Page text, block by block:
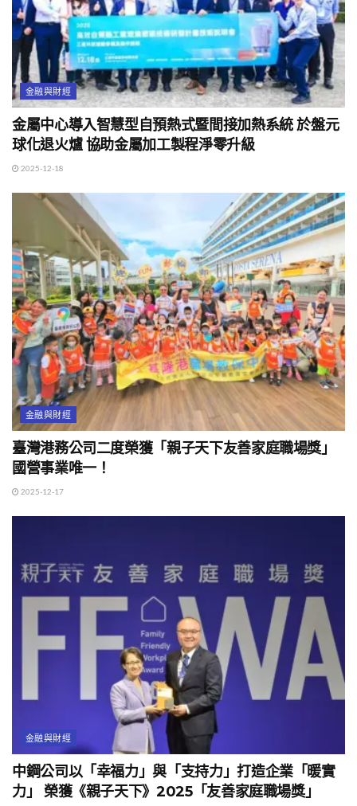
金融與財經
金屬中心導入智慧型自預熱式暨間接加熱系統 於盤元
球化退火爐 協助金屬加工製程淨零升級
2025-12-18
金融與財經
臺灣港務公司二度榮獲「親子天下友善家庭職場獎」
國營事業唯一！
2025-12-17
金融與財經
中鋼公司以「幸福力」與「支持力」打造企業「暖實
力」 榮獲《親子天下》2025「友善家庭職場獎」